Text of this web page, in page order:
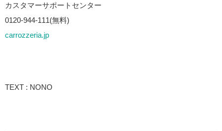
カスタマーサポートセンター
0120-944-111(無料)
carrozzeria.jp
TEXT : NONO